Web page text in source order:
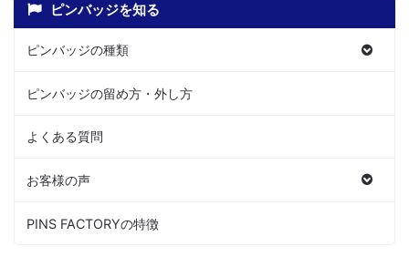
ピンバッジを知る
ピンバッジの種類
ピンバッジの留め方・外し方
よくある質問
お客様の声
PINS FACTORYの特徴